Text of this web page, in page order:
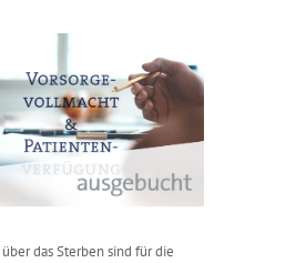
das Sterben sind für die